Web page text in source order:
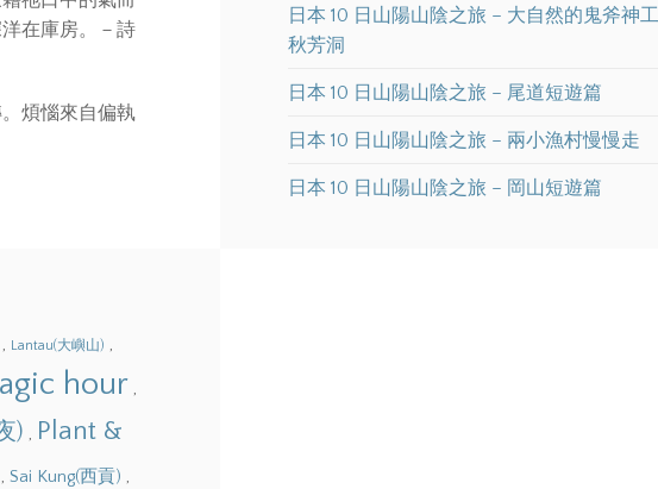
在庫房。－詩
煩惱來自偏執
日本 10 日山陽山陰之旅 – 大自然的鬼斧神工
秋芳洞
日本 10 日山陽山陰之旅 – 尾道短遊篇
日本 10 日山陽山陰之旅 – 兩小漁村慢慢走
日本 10 日山陽山陰之旅 – 岡山短遊篇
, Lantau(大嶼山) ,
hour ,
) , Plant &
, Sai Kung(西貢) ,